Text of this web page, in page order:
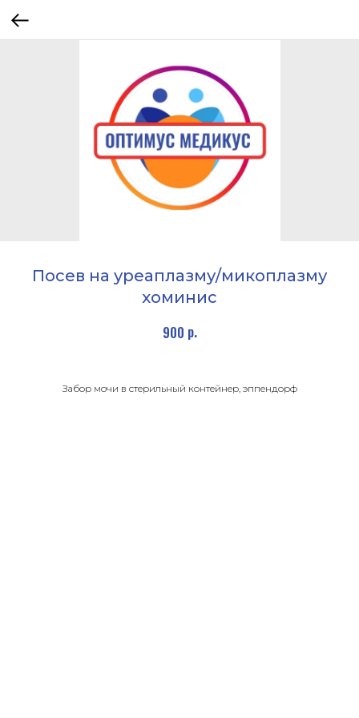
Посев на уреаплазму/микоплазму
хоминис
900 р.
Забор мочи в стерильный контейнер, эппендорф